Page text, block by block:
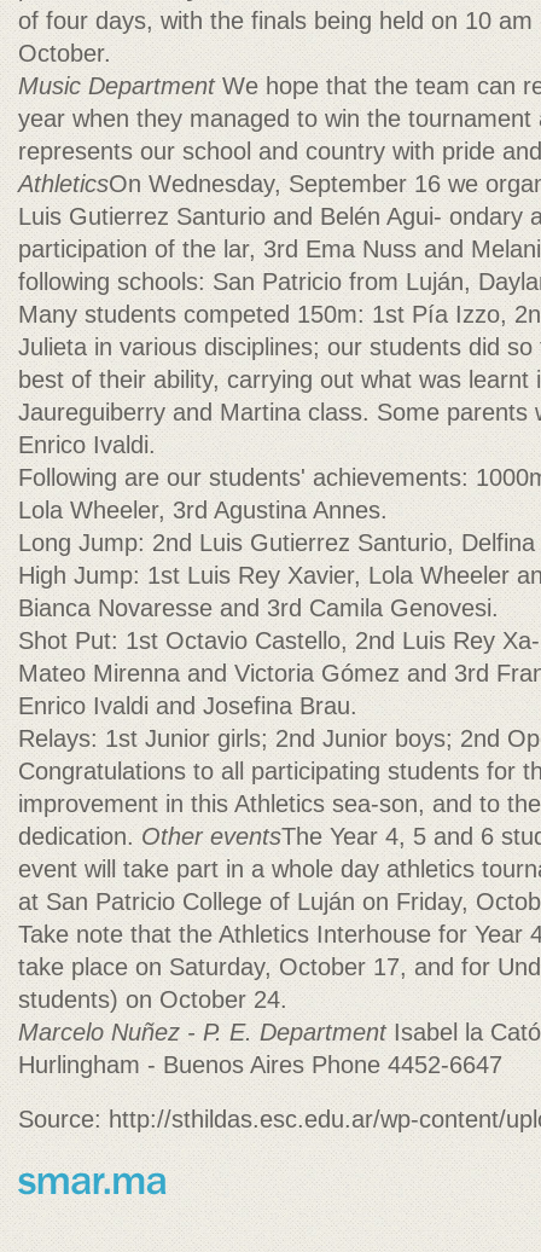
of four days, with the finals being held on 10
October.
Music DepartmentWe hope that the team can
year when they managed to win the tournament
represents our school and country with pride
AthleticsOn Wednesday, September 16 we
Luis Gutierrez Santurio and Belén Agui- ondary
participation of the lar, 3rd Ema Nuss and
following schools: San Patricio from Luján,
Many students competed 150m: 1st Pía Izzo,
Julieta in various disciplines; our students did
best of their ability, carrying out what was learnt
Jaureguiberry and Martina class. Some parents
Enrico Ivaldi.
Following are our students' achievements:
Lola Wheeler, 3rd Agustina Annes.
Long Jump: 2nd Luis Gutierrez Santurio,
High Jump: 1st Luis Rey Xavier, Lola Wheeler
Bianca Novaresse and 3rd Camila Genovesi.
Shot Put: 1st Octavio Castello, 2nd Luis Rey
Mateo Mirenna and Victoria Gómez and 3rd
Enrico Ivaldi and Josefina Brau.
Relays: 1st Junior girls; 2nd Junior boys; 2nd
Congratulations to all participating students for
improvement in this Athletics sea-son, and to
dedication.Other eventsThe Year 4, 5 and 6
event will take part in a whole day athletics
at San Patricio College of Luján on Friday,
Take note that the Athletics Interhouse for Year
take place on Saturday, October 17, and for
students) on October 24.
Marcelo Nuñez - P. E. DepartmentIsabel la
Hurlingham - Buenos Aires Phone 4452-6647
Source: http://sthildas.esc.edu.ar/wp-content/